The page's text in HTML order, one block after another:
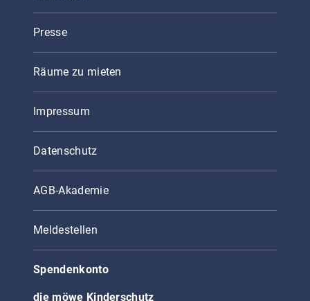
Presse
Räume zu mieten
Impressum
Datenschutz
AGB-Akademie
Meldestellen
Spendenkonto
die möwe Kinderschutz